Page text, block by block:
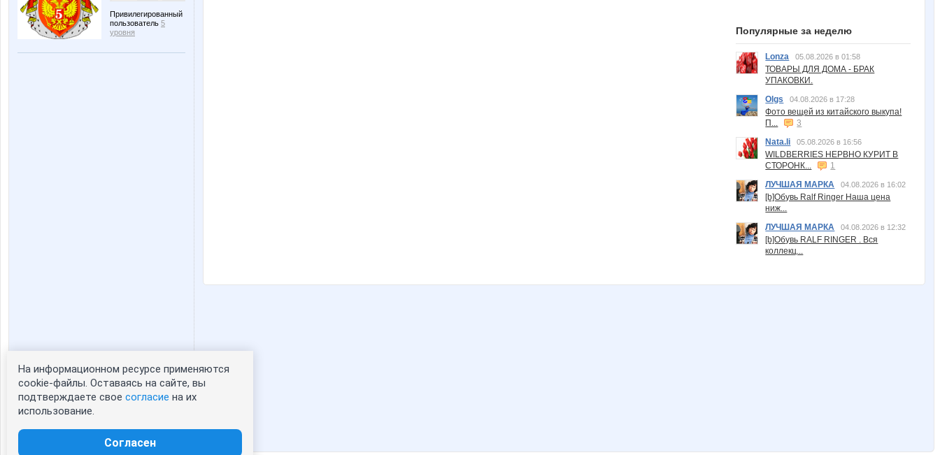
Привилегированный
пользователь 5
уровня
Статистика портрета:
сейчас просматривают портрет - 0
зарегистрированные пользователи
Популярные за неделю
Lonza 05.08.2026 в 01:58
ТОВАРЫ ДЛЯ ДОМА - БРАК
УПАКОВКИ.
Olgs
04.08.2026 в 17:28
Фото вещей из китайского выкупа!
П...
3
Nata.li
05.08.2026 в 16:56
WILDBERRIES НЕРВНО КУРИТ В
СТОРОНК...
1
ЛУЧШАЯ МАРКА
04.08.2026 в 16:02
[b]Обувь Ralf Ringer Наша цена
ниж...
ЛУЧШАЯ МАРКА
04.08.2026 в 12:32
[b]Обувь RALF RINGER . Вся
коллекц...
На информационном ресурсе применяются
cookie-файлы. Оставаясь на сайте, вы
подтверждаете свое согласие на их
использование.
Согласен